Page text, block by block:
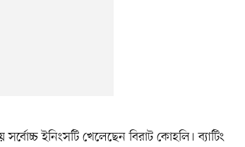
ইনিংসটি খেলেছেন বিরাট কোহলি। ব্যাটিং